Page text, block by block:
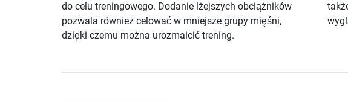
do celu treningowego. Dodanie lżejszych obciążników
pozwala również celować w mniejsze grupy mięśni,
dzięki czemu można urozmaicić trening.